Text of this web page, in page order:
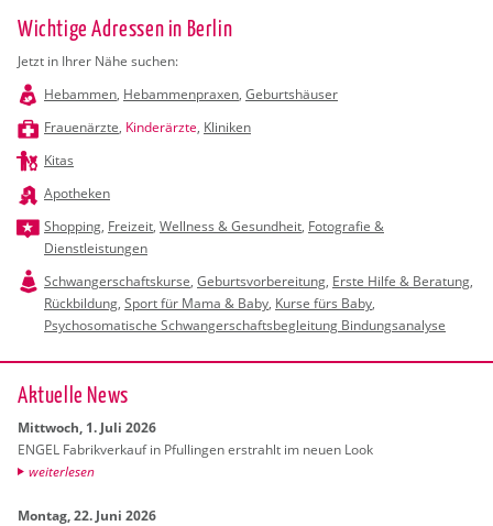
Wichtige Adressen in Berlin
Jetzt in Ihrer Nähe suchen:
Hebammen, Hebammenpraxen, Geburtshäuser
Frauenärzte, Kinderärzte, Kliniken
Kitas
Apotheken
Shopping, Freizeit, Wellness & Gesundheit, Fotografie &
Dienstleistungen
Schwangerschaftskurse, Geburtsvorbereitung, Erste Hilfe & Beratung,
Rückbildung, Sport für Mama & Baby, Kurse fürs Baby,
Psychosomatische Schwangerschaftsbegleitung Bindungsanalyse
Ak­tu­el­le News
Mitt­woch, 1. Juli 2026
ENGEL Fa­brik­ver­kauf in Pful­lin­gen er­strahlt im neuen Look
wei­ter­le­sen
Mon­tag, 22. Juni 2026